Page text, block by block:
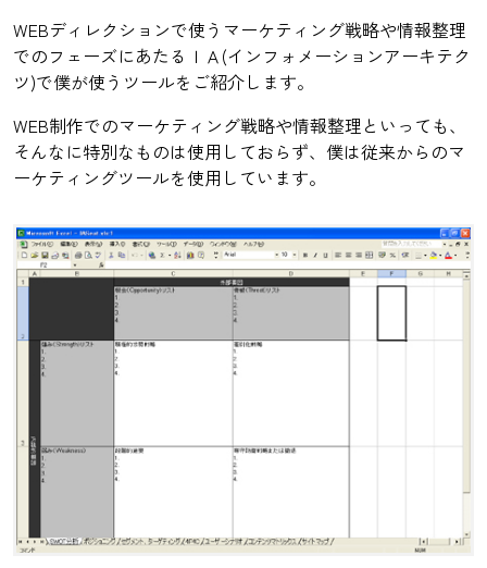
WEBディレクションで使うマーケティング戦略や情報整理
でのフェーズにあたるＩＡ(インフォメーションアーキテク
ツ)で僕が使うツールをご紹介します。
WEB制作でのマーケティング戦略や情報整理といっても、
そんなに特別なものは使用しておらず、僕は従来からのマ
ーケティングツールを使用しています。